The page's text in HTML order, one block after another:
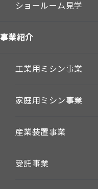
ショールーム見学
事業紹介
工業用ミシン事業
家庭用ミシン事業
産業装置事業
受託事業